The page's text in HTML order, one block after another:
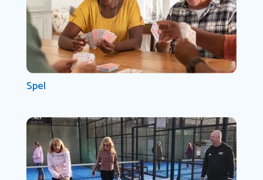
Spel